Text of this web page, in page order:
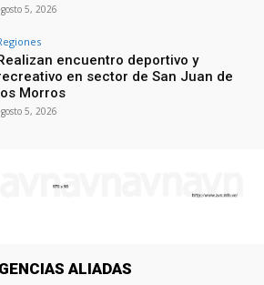
5, 2026
encuentro deportivo y
en sector de San Juan de
Morros
5, 2026
ALIADAS